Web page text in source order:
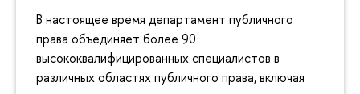
В настоящее время департамент публичного
права объединяет более 90
высококвалифицированных специалистов в
различных областях публичного права, включая